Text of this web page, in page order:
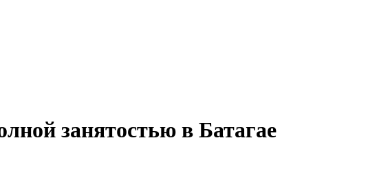
занятостью в Батагае